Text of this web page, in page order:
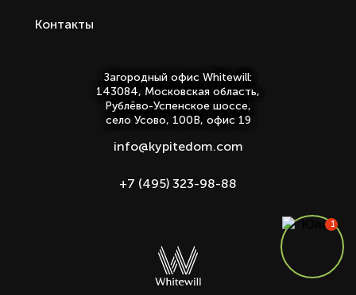
Контакты
Загородный офис Whitewill:
143084, Московская область,
Рублёво-Успенское шоссе,
село Усово, 100В, офис 19
info@kypitedom.com
+7 (495) 323-98-88